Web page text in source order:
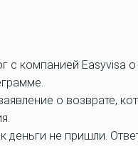
с компанией Easyvisa
о возврате,
деньги не пришли.